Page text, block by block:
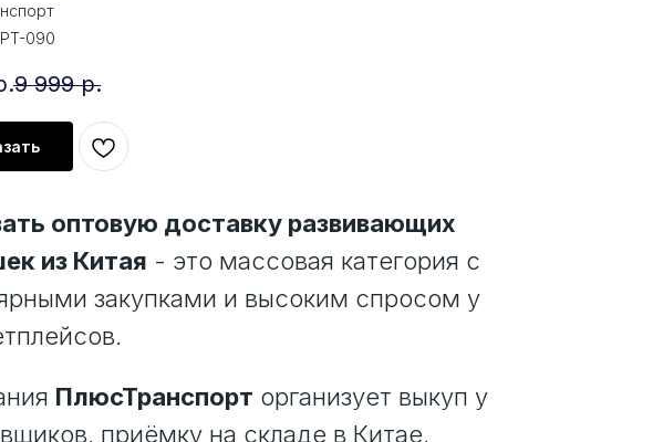
PT-090
9 999 р.
оптовую доставку развивающих
из Китая - это массовая категория с
закупками и высоким спросом у
ПлюсТранспорт организует выкуп у
приёмку на складе в Китае,